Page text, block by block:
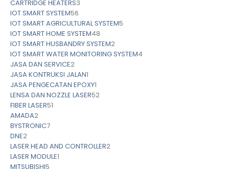
CARTRIDGE HEATERS3
IOT SMART SYSTEM56
IOT SMART AGRICULTURAL SYSTEM5
IOT SMART HOME SYSTEM48
IOT SMART HUSBANDRY SYSTEM2
IOT SMART WATER MONITORING SYSTEM4
JASA DAN SERVICE2
JASA KONTRUKSI JALAN1
JASA PENGECATAN EPOXY1
LENSA DAN NOZZLE LASER52
FIBER LASER51
AMADA2
BYSTRONIC7
DNE2
LASER HEAD AND CONTROLLER2
LASER MODULE1
MITSUBISHI5